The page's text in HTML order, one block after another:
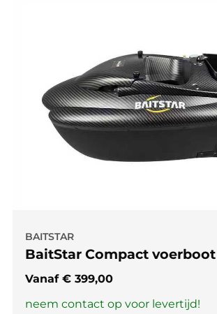
BAITSTAR
BaitStar Compact voerboot
Vanaf € 399,00
neem contact op voor levertijd!